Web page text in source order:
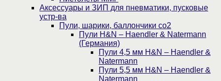
Аксессуары и ЗИП для пневматики, пусковые
устр-ва
Пули, шарики, баллончики со2
Пули H&N – Haendler & Natermann
(Германия)
Пули 4,5 мм H&N – Haendler &
Natermann
Пули 5,5 мм H&N – Haendler &
Natermann